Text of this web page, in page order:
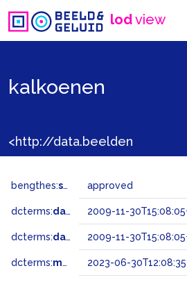
lodview
kalkoenen
bengthes:status approved
dcterms:dateAccepted 2009-11-
dcterms:dateSubmitted 2009-11-
dcterms:modified 2023-06-